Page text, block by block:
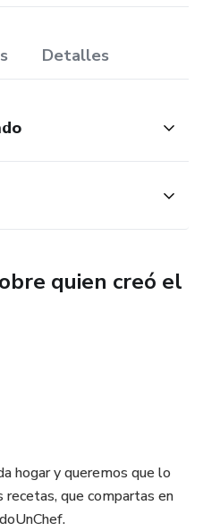
Detalles
quien creó el
hogar y queremos que lo
que compartas en